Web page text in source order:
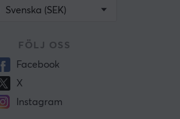
Svenska (SEK)
FÖLJ OSS
Facebook
X
Instagram